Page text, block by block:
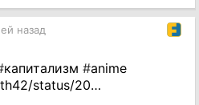
назад
капитализм #anime
status/20…